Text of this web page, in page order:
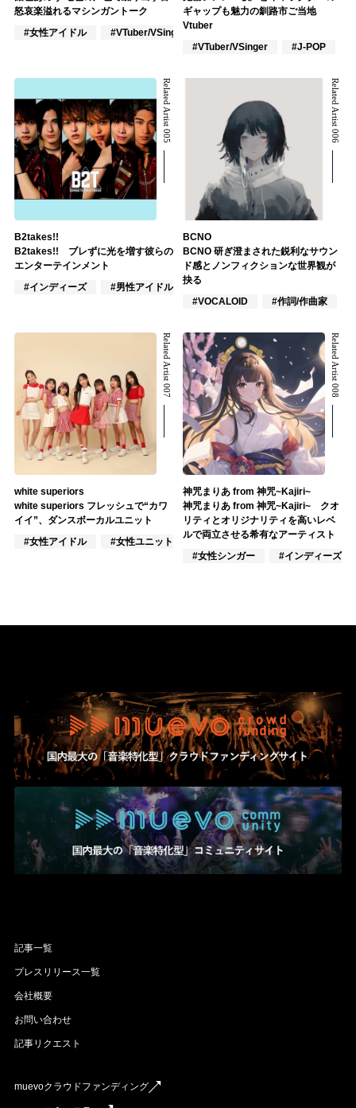
怒哀楽溢れるマシンガントーク
#女性アイドル
#VTuber/VSinger
ギャップも魅力の釧路市ご当地
Vtuber
#VTuber/VSinger
#J-POP
Related Artist 005
B2takes!!
B2takes!! ブレずに光を増す彼らの
エンターテインメント
#インディーズ
#男性アイドル #男性ユニット
Related Artist 006
BCNO
BCNO 研ぎ澄まされた鋭利なサウン
ド感とノンフィクションな世界観が
抉る
#VOCALOID
#作詞/作曲家
Related Artist 007
white superiors
white superiors フレッシュで“カワ
イイ”、ダンスボーカルユニット
#女性アイドル
#女性ユニット #ポップス
Related Artist 008
神咒まりあ from 神咒~Kajiri~
神咒まりあ from 神咒~Kajiri~ クオ
リティとオリジナリティを高いレベ
ルで両立させる希有なアーティスト
#女性シンガー
#インディーズ
記事一覧
プレスリリース一覧
会社概要
お問い合わせ
記事リクエスト
muevoクラウドファンディング